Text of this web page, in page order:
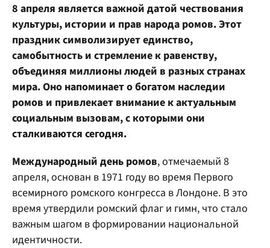
8 апреля является важной датой чествования
культуры, истории и прав народа ромов. Этот
праздник символизирует единство,
самобытность и стремление к равенству,
объединяя миллионы людей в разных странах
мира. Оно напоминает о богатом наследии
ромов и привлекает внимание к актуальным
социальным вызовам, с которыми они
сталкиваются сегодня.
Международный день ромов, отмечаемый 8
апреля, основан в 1971 году во время Первого
всемирного ромского конгресса в Лондоне. В это
время утвердили ромский флаг и гимн, что стало
важным шагом в формировании национальной
идентичности.